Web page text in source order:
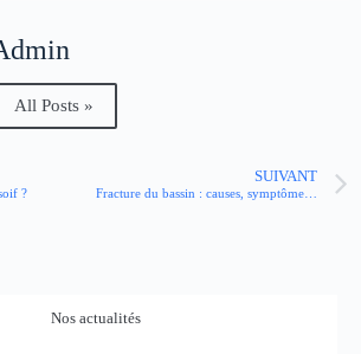
All Posts »
?
SUIVANT
Fracture du bassin : causes, symptômes et prise en charge
Nos actualités